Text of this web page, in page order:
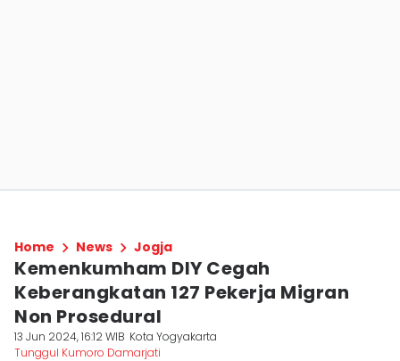
Home News Jogja
Kemenkumham DIY Cegah
Keberangkatan 127 Pekerja Migran
Non Prosedural
13 Jun 2024, 16:12 WIB Kota Yogyakarta
Tunggul Kumoro Damarjati